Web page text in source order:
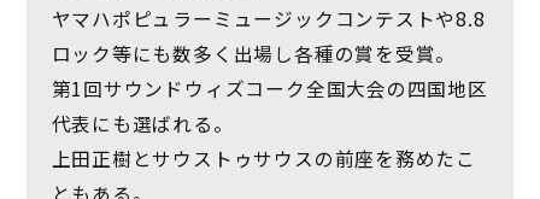
ヤマハポピュラーミュージックコンテストや8.8
ロック等にも数多く出場し各種の賞を受賞。
第1回サウンドウィズコーク全国大会の四国地区
代表にも選ばれる。
上田正樹とサウストゥサウスの前座を務めたこ